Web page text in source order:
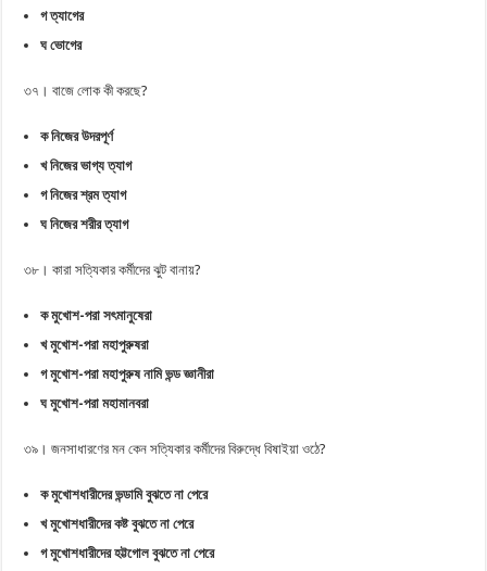
গ ত্যাগের
ঘ ভোগের
৩৭। বাজে লোক কী করছে?
ক নিজের উদরপূর্ণ
খ নিজের ভাগ্য ত্যাগ
গ নিজের শ্রম ত্যাগ
ঘ নিজের শরীর ত্যাগ
৩৮। কারা সত্যিকার কর্মীদের ঝুট বানায়?
ক মুখোশ-পরা সৎমানুষেরা
খ মুখোশ-পরা মহাপুরুষরা
গ মুখোশ-পরা মহাপুরুষ নামি ভন্ড জ্ঞানীরা
ঘ মুখোশ-পরা মহামানবরা
৩৯। জনসাধারণের মন কেন সত্যিকার কর্মীদের বিরুদ্ধে বিষাইয়া ওঠে?
ক মুখোশধারীদের ভন্ডামি বুঝতে না পেরে
খ মুখোশধারীদের কষ্ট বুঝতে না পেরে
গ মুখোশধারীদের হট্টগোল বুঝতে না পেরে